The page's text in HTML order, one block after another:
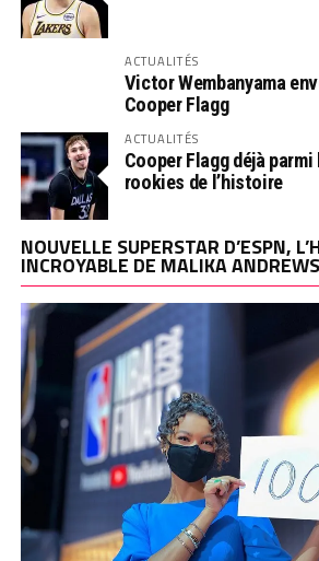
ACTUALITÉS
Victor Wembanyama
Cooper Flagg
ACTUALITÉS
Cooper Flagg déjà
rookies de l’histoire
NOUVELLE SUPERSTAR D’ESPN,
INCROYABLE DE MALIKA ANDREWS